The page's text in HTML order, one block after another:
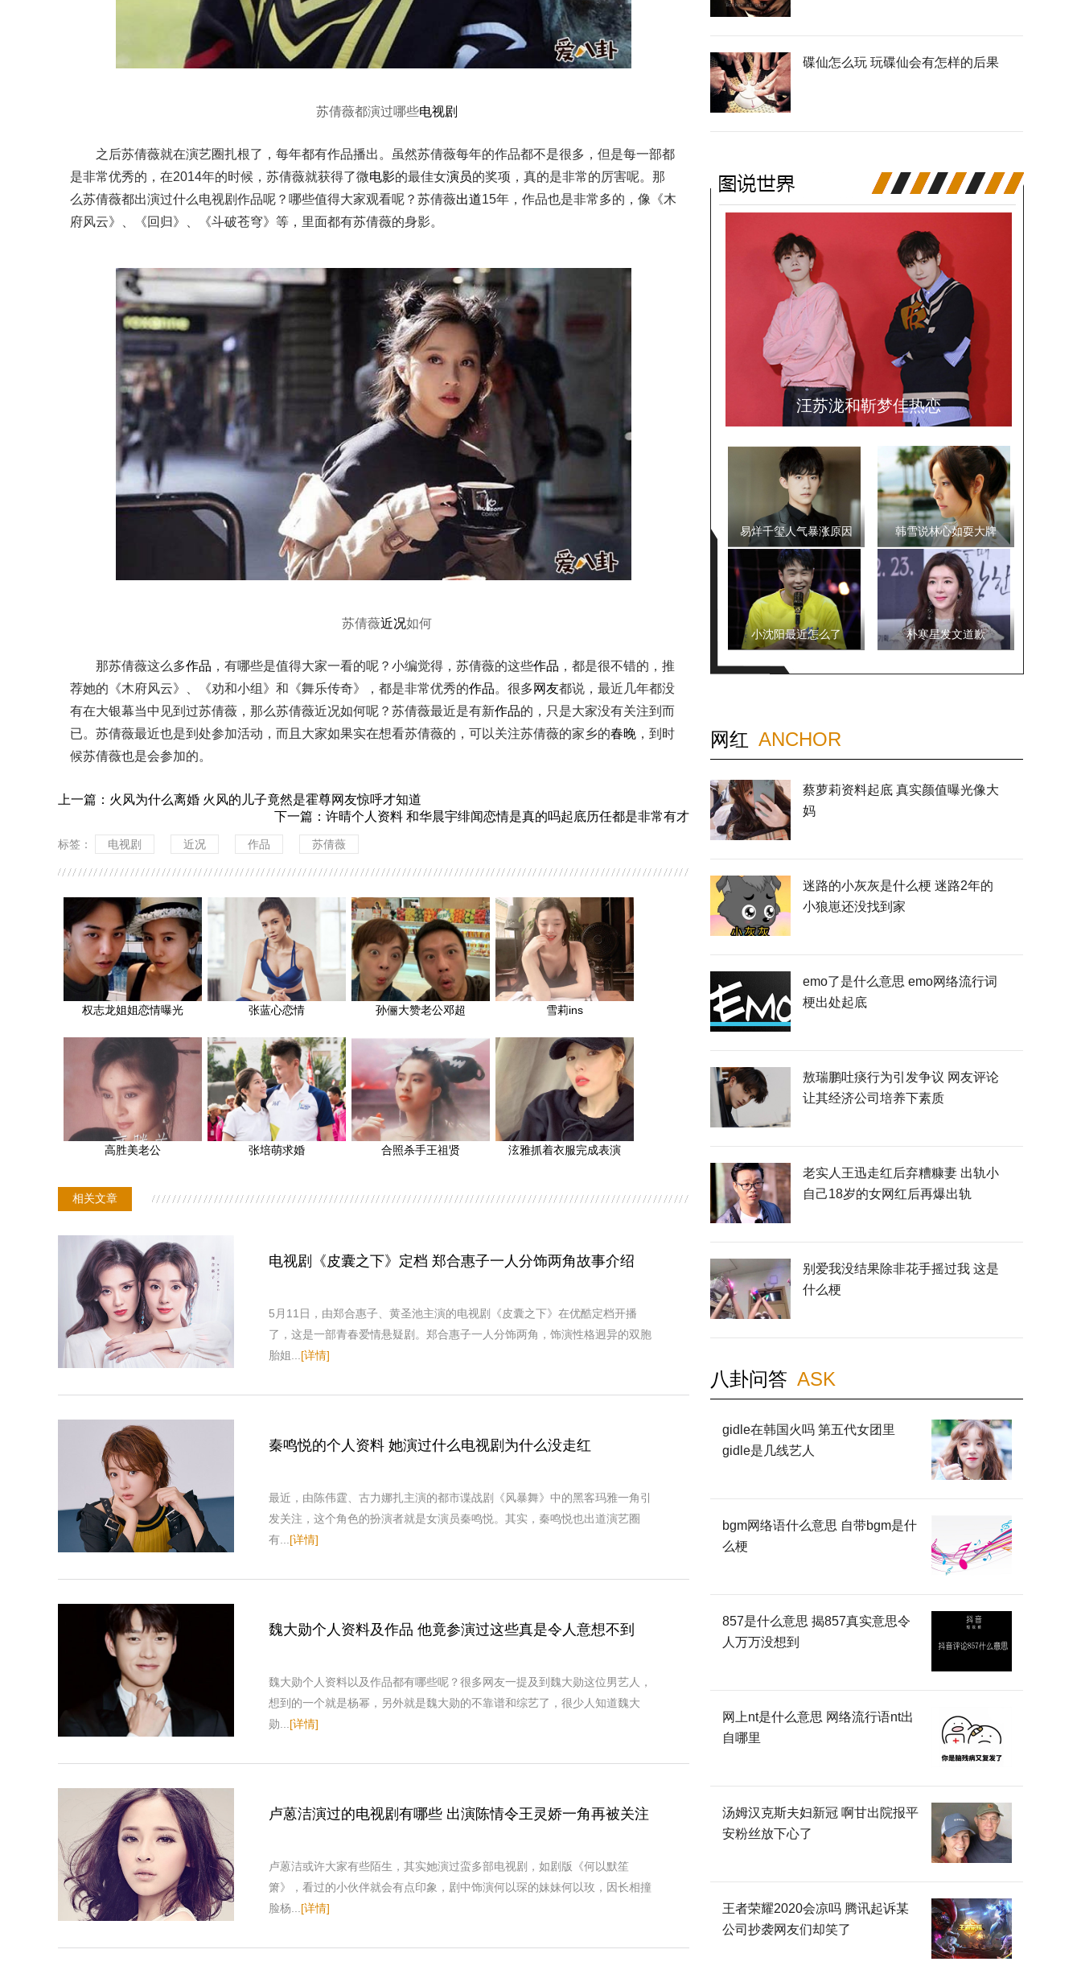
苏倩薇都演过哪些电视剧
之后苏倩薇就在演艺圈扎根了，每年都有作品播出。虽然苏倩薇每年的作品都不是很多，但是每一部都
是非常优秀的，在2014年的时候，苏倩薇就获得了微电影的最佳女演员的奖项，真的是非常的厉害呢。那
么苏倩薇都出演过什么电视剧作品呢？哪些值得大家观看呢？苏倩薇出道15年，作品也是非常多的，像《木
府风云》、《回归》、《斗破苍穹》等，里面都有苏倩薇的身影。
苏倩薇近况如何
那苏倩薇这么多作品 ，有哪些是值得大家一看的呢？小编觉得，苏倩薇的这些作品 ，都是很不错的，推
荐她的《木府风云》、《劝和小组》和《舞乐传奇》，都是非常优秀的作品。很多网友都说，最近几年都没
有在大银幕当中见到过苏倩薇，那么苏倩薇近况如何呢？苏倩薇最近是有新作品的，只是大家没有关注到而
已。苏倩薇最近也是到处参加活动，而且大家如果实在想看苏倩薇的，可以关注苏倩薇的家乡的春晚 ，到时
候苏倩薇也是会参加的。
上一篇： 火风为什么离婚 火风的儿子竟然是霍尊网友惊呼才知道
下一篇： 许晴个人资料 和华晨宇绯闻恋情是真的吗起底历任都是非常有才
标签： 电视剧 近况 作品 苏倩薇
权志龙姐姐恋情曝光 张蓝心恋情 孙俪大赞老公邓超 雪莉ins
高胜美老公 张培萌求婚 合照杀手王祖贤 泫雅抓着衣服完成表演
相关文章
电视剧《皮囊之下》定档 郑合惠子一人分饰两角故事介绍
5月11日，由郑合惠子、黄圣池主演的电视剧《皮囊之下》在优酷定档开播
了，这是一部青春爱情悬疑剧。郑合惠子一人分饰两角，饰演性格迥异的双胞
胎姐...[详情]
秦鸣悦的个人资料 她演过什么电视剧为什么没走红
最近，由陈伟霆、古力娜扎主演的都市谍战剧《风暴舞》中的黑客玛雅一角引
发关注，这个角色的扮演者就是女演员秦鸣悦。其实，秦鸣悦也出道演艺圈
有...[详情]
魏大勋个人资料及作品 他竟参演过这些真是令人意想不到
魏大勋个人资料以及作品都有哪些呢？很多网友一提及到魏大勋这位男艺人，
想到的一个就是杨幂，另外就是魏大勋的不靠谱和综艺了，很少人知道魏大
勋...[详情]
卢蒽洁演过的电视剧有哪些 出演陈情令王灵娇一角再被关注
卢蒽洁或许大家有些陌生，其实她演过蛮多部电视剧，如剧版《何以默笙
箫》，看过的小伙伴就会有点印象，剧中饰演何以琛的妹妹何以玫，因长相撞
脸杨...[详情]
碟仙怎么玩 玩碟仙会有怎样的后果
汪苏泷和靳梦佳热恋
易烊千玺人气暴涨原因 韩雪说林心如耍大牌
小沈阳最近怎么了 朴寒星发文道歉
网红 ANCHOR
蔡萝莉资料起底 真实颜值曝光像大
妈
迷路的小灰灰是什么梗 迷路2年的
小狼崽还没找到家
emo了是什么意思 emo网络流行词
梗出处起底
敖瑞鹏吐痰行为引发争议 网友评论
让其经济公司培养下素质
老实人王迅走红后弃糟糠妻 出轨小
自己18岁的女网红后再爆出轨
别爱我没结果除非花手摇过我 这是
什么梗
八卦问答 ASK
gidle在韩国火吗 第五代女团里
gidle是几线艺人
bgm网络语什么意思 自带bgm是什
么梗
857是什么意思 揭857真实意思令
人万万没想到
网上nt是什么意思 网络流行语nt出
自哪里
汤姆汉克斯夫妇新冠 啊甘出院报平
安粉丝放下心了
王者荣耀2020会凉吗 腾讯起诉某
公司抄袭网友们却笑了